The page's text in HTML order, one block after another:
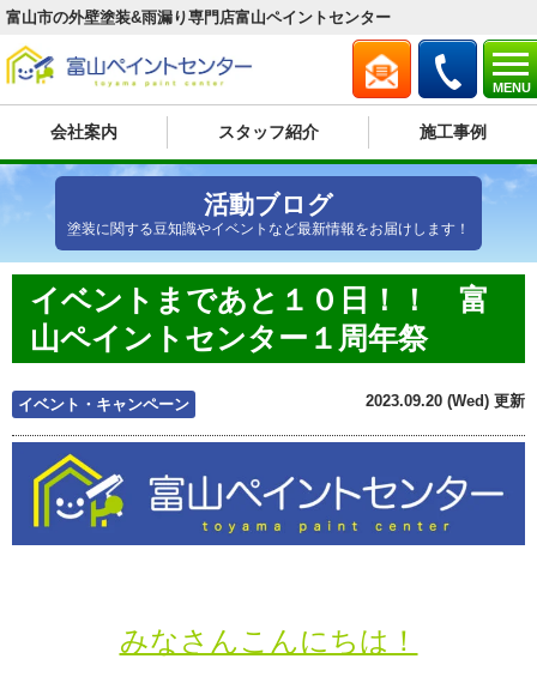
MENU
富山市の外壁塗装&雨漏り専門店富山ペイントセンター
会社案内 スタッフ紹介 施工事例
活動ブログ
塗装に関する豆知識やイベントなど最新情報をお届けします！
イベントまであと１０日！！ 富
山ペイントセンター１周年祭
イベント・キャンペーン 2023.09.20 (Wed) 更新
みなさんこんにちは！